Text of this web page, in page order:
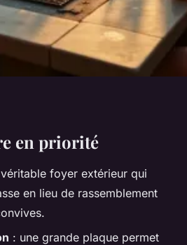
XXL choisir pour
convives ?
•9 min de lecture
en priorité
foyer extérieur qui
en lieu de rassemblement
: une grande plaque permet